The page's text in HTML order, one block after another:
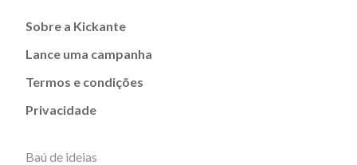
Sobre a Kickante
Lance uma campanha
Termos e condições
Privacidade
Baú de ideias